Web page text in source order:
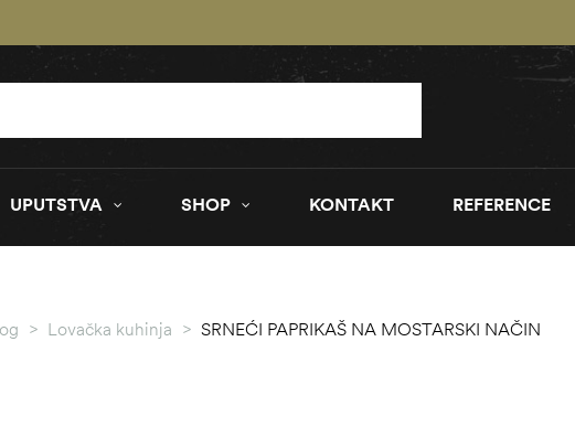
UPUTSTVA SHOP KONTAKT REFERENCE
> Lovačka kuhinja > SRNEĆI PAPRIKAŠ NA MOSTARSKI NAČIN